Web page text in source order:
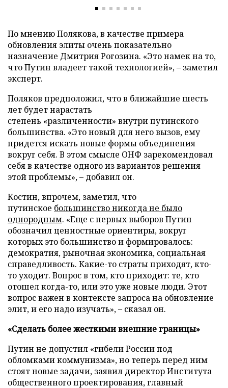
По мнению Полякова, в качестве примера
обновления элиты очень показательно
назначение Дмитрия Рогозина. «Это намек на то,
что Путин владеет такой технологией», – заметил
эксперт.
Поляков предположил, что в ближайшие шесть
лет будет нарастать
степень «различенности» внутри путинского
большинства. «Это новый для него вызов, ему
придется искать новые формы объединения
вокруг себя. В этом смысле ОНФ зарекомендовал
себя в качестве одного из вариантов решения
этой проблемы», – добавил он.
Костин, впрочем, заметил, что
путинское большинство никогда не было
однородным. «Еще с первых выборов Путин
обозначил ценностные ориентиры, вокруг
которых это большинство и формировалось:
демократия, рыночная экономика, социальная
справедливость. Какие-то страты приходят, кто-
то уходит. Вопрос в том, кто приходит: те, кто
отошел когда-то, или это уже новые люди. Этот
вопрос важен в контексте запроса на обновление
элит, и его надо изучать», – сказал он.
«Сделать более жесткими внешние границы»
Путин не допустил «гибели России под
обломками коммунизма», но теперь перед ним
стоят новые задачи, заявил директор Института
общественного проектирования, главный